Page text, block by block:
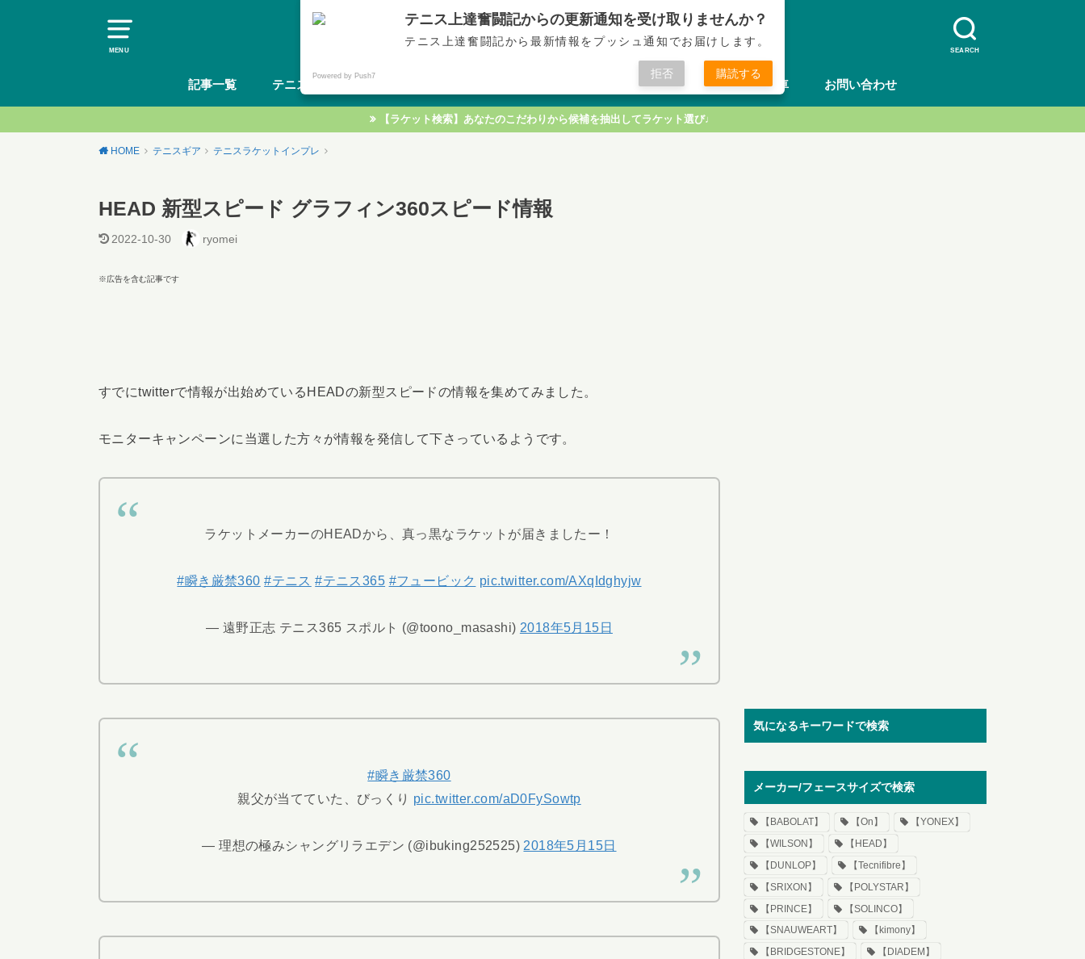
MENU SEARCH
テニス上達奮闘記
記事一覧 テニスギア テニス練習方法 車 お問い合わせ
【ラケット検索】あなたのこだわりから候補を抽出してラケット選び♩
HOME テニスギア テニスラケットインプレ
HEAD 新型スピード グラフィン360スピード情報
2022-10-30 ryomei
※広告を含む記事です
すでにtwitterで情報が出始めているHEADの新型スピードの情報を集めてみました。
モニターキャンペーンに当選した方々が情報を発信して下さっているようです。
ラケットメーカーのHEADから、真っ黒なラケットが届きましたー！
#瞬き厳禁360 #テニス #テニス365 #フュービック pic.twitter.com/AXqIdghyjw
— 遠野正志 テニス365 スポルト (@toono_masashi) 2018年5月15日
#瞬き厳禁360
親父が当てていた、びっくり pic.twitter.com/aD0FySowtp
— 理想の極みシャングリラエデン (@ibuking252525) 2018年5月15日
気になるキーワードで検索
メーカー/フェースサイズで検索
【BABOLAT】 【On】
【YONEX】
【WILSON】
【HEAD】
【DUNLOP】
【Tecnifibre】
【SRIXON】
【POLYSTAR】
【PRINCE】
【SOLINCO】
【SNAUWEART】
【kimony】
【BRIDGESTONE】
【DIADEM】
テニス上達奮闘記からの更新通知を受け取りませんか？
テニス上達奮闘記から最新情報をプッシュ通知でお届けします。
Powered by Push7 拒否 購読する